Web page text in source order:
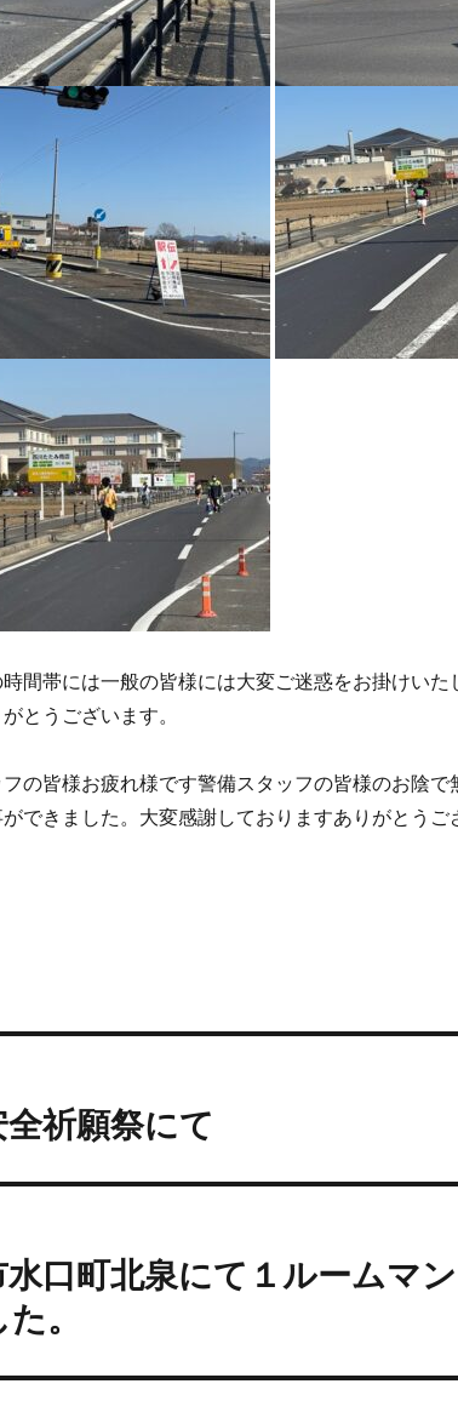
間帯には一般の皆様には大変ご迷惑をお掛けいた
とうございます。
の皆様お疲れ様です警備スタッフの皆様のお陰
できました。大変感謝しておりますありがとうご
祈願祭にて
水口町北泉にて１ルームマ
。